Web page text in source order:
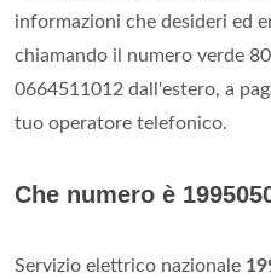
informazioni che desideri ed
chiamando il numero verde
0664511012 dall'estero, a
tuo operatore telefonico.
Che numero è
Servizio elettrico nazionale